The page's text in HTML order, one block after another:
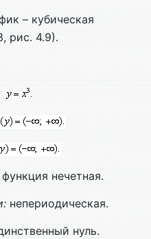
– кубическая
рис. 4.9).
функция нечетная.
непериодическая.
нуль.